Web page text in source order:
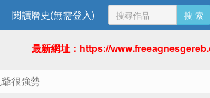
閱讀曆史(無需登入) 搜 索
最新網址：https://
很強勢